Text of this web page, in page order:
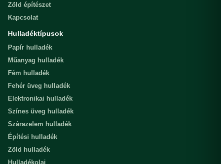
Zöld építészet
Kapcsolat
Hulladéktípusok
Papír hulladék
Műanyag hulladék
Fém hulladék
Fehér üveg hulladék
Elektronikai hulladék
Színes üveg hulladék
Szárazelem hulladék
Építési hulladék
Zöld hulladék
Hulladékolaj